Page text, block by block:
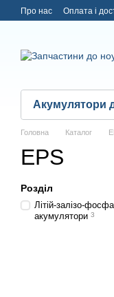
Перейти до основного
Про нас Оплата і
Акумулятори
Головна Каталог
EPS
Розділ
Літій-залізо-
акумулятори 3